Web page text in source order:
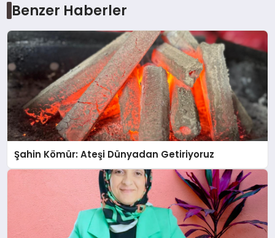
Benzer Haberler
Şahin Kömür: Ateşi Dünyadan Getiriyoruz